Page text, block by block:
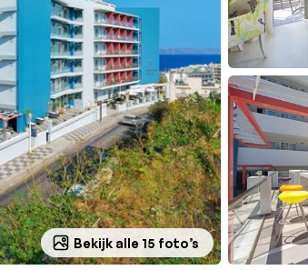
Bekijk alle 15 foto’s